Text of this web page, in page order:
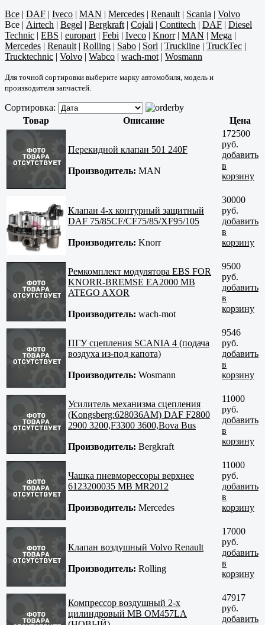
Все | DAF | Iveco | MAN | Mercedes | Renault | Scania | Volvo
Все | Airtech | Begel | Bergkraft | Cojali | Contitech | DAF | Diesel
Technic | EBS | europart | Febi | Iveco | Knorr| MAN | Mega |
Mercedes | Renault | Rolling | Sabo | Sorl | Truckline | TruckTec |
Trucktechnic | Volvo | Wabco | wach-mot | Wosmann
Для точной сортировки выберите марку автомобиля, модель и
производителя запчастей.
Сортировка:
Товар
Описание Цена
Перекидной клапан 501 240F
Производитель: MAN
172500
руб.
добавить
в
корзину
Клапан 4-х контурный защитный
DAF 75/85CF/CF75/85/XF95/105
Производитель: Knorr
30000
руб.
добавить
в
корзину
Ремкомплект модулятора EBS FOR
KNORR-BREMSE EA2000 MB
ATEGO AXOR
Производитель: wach-mot
9500
руб.
добавить
в
корзину
ПГУ сцепления SCANIA 4 (подача
воздуха из-под капота)
Производитель: Wosmann
9546
руб.
добавить
в
корзину
Усилитель механизма сцепления
(Kongsberg:628036AM) DAF F2800
2900 3200,F3300 3600,Bova Bus
Производитель: Bergkraft
11000
руб.
добавить
в
корзину
Чашка пневморессоры верхнее
6123200035 MB MR2012
Производитель: Mercedes
11000
руб.
добавить
в
корзину
Клапан воздушный Volvo Renault
Производитель: Rolling
17000
руб.
добавить
в
корзину
Компрессор воздушный 2-х
цилиндровый MB OM457LA
47917
руб.
добавить